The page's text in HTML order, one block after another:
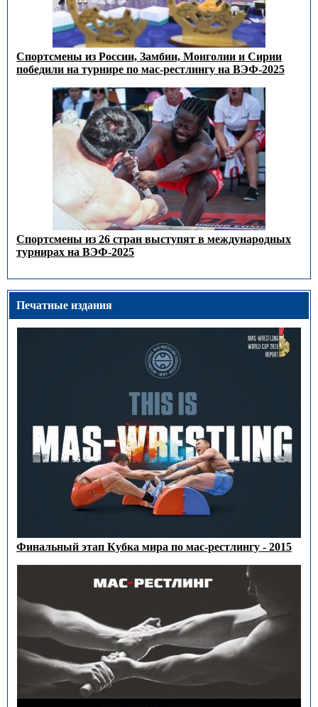
Спортсмены из России, Замбии, Монголии и Сирии
победили на турнире по мас-рестлингу на ВЭФ-2025
Спортсмены из 26 стран выступят в международных
турнирах на ВЭФ-2025
Печатные издания
Финальный этап Кубка мира по мас-рестлингу - 2015